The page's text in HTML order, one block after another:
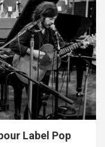
Label Pop